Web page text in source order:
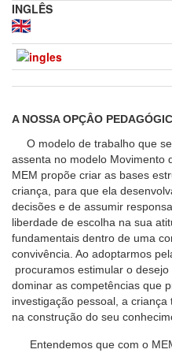
INGLÊS
A NOSSA OPÇÂO
O modelo de trabalho que
assenta no modelo Movimento
MEM propõe criar as bases
criança, para que ela
decisões e de assumir
liberdade de escolha na sua
fundamentais dentro de uma
convivência. Ao adoptarmos
procuramos estimular o
dominar as competências que
investigação pessoal, a
na construção do seu
Entendemos que com o